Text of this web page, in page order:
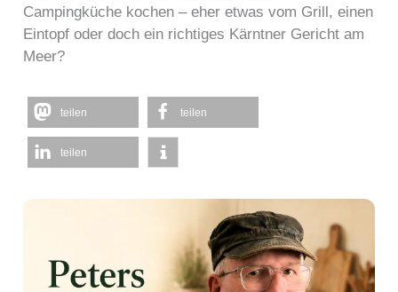
Campingküche kochen – eher etwas vom Grill, einen
Eintopf oder doch ein richtiges Kärntner Gericht am
Meer?
teilen teilen
teilen